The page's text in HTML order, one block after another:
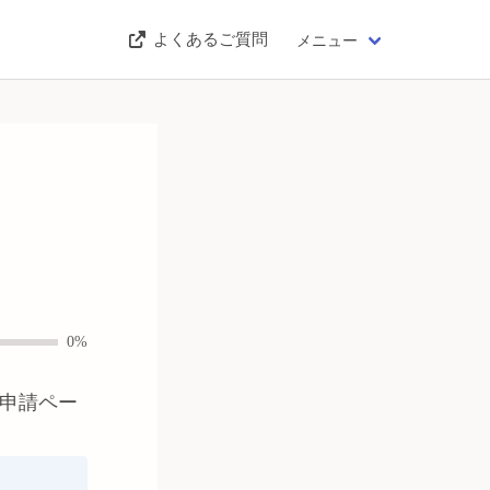
よくあるご質問 メニュー
0%
請ペー